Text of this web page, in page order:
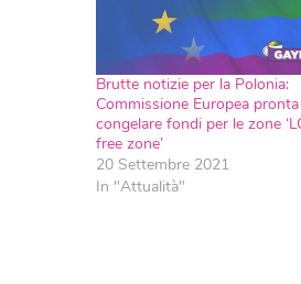
Brutte notizie per la Polonia:
Commissione Europea
congelare fondi per le zone
free zone’
20 Settembre 2021
In "Attualità"